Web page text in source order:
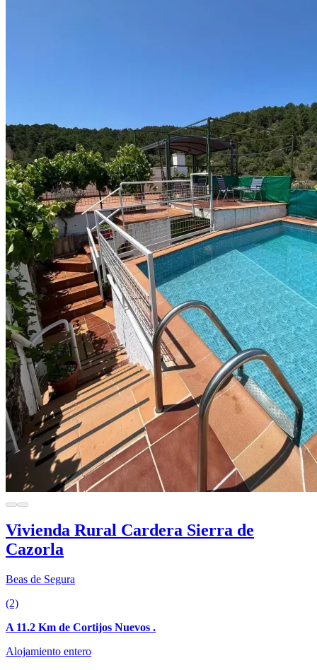
Vivienda Rural Cardera Sierra de
Cazorla
Beas de Segura
(2)
A 11.2 Km de Cortijos Nuevos .
Alojamiento entero